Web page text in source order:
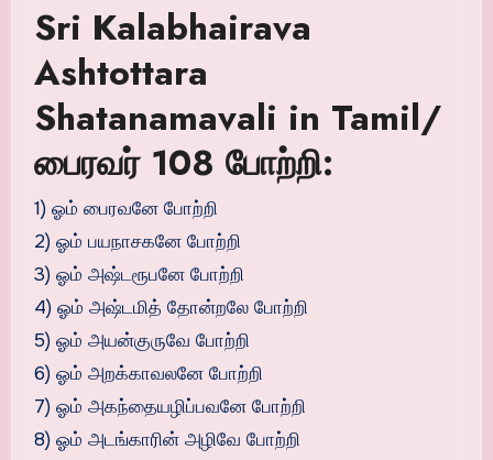
Sri Kalabhairava
Ashtottara
Shatanamavali in Tamil/
பைரவர் 108 போற்றி:
1) ஓம் பைரவனே போற்றி
2) ஓம் பயநாசகனே போற்றி
3) ஓம் அஷ்டரூபனே போற்றி
4) ஓம் அஷ்டமித் தோன்றலே போற்றி
5) ஓம் அயன்குருவே போற்றி
6) ஓம் அறக்காவலனே போற்றி
7) ஓம் அகந்தையழிப்பவனே போற்றி
8) ஓம் அடங்காரின் அழிவே போற்றி